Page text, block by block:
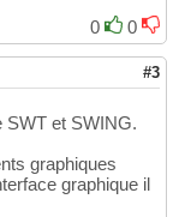
0
0
#3
SWT et SWING.
graphiques
graphique il